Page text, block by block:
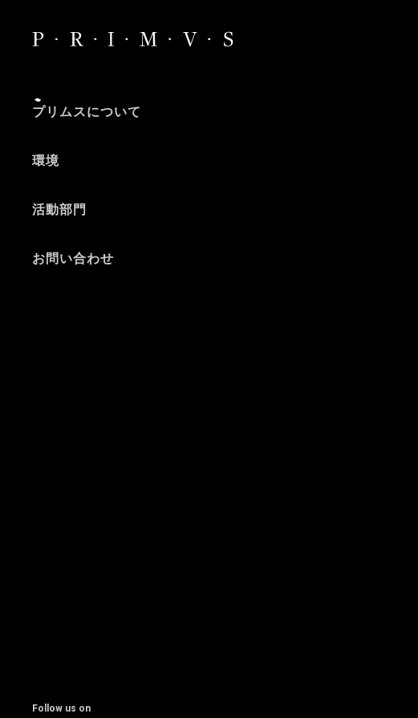
プリムスについて
環境
活動部門
お問い合わせ
Follow us on